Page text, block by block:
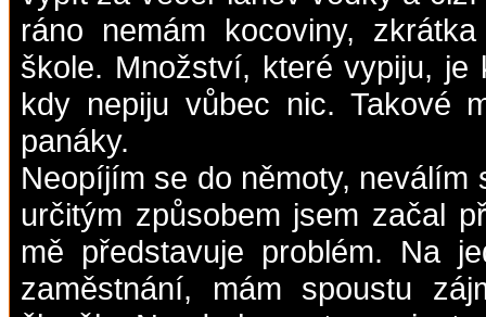
ráno nemám kocoviny,
škole. Množství, které vypiju, je
kdy nepiju vůbec nic. Takové
panáky.
Neopíjím se do němoty,
určitým způsobem jsem začal
mě představuje problém. Na
zaměstnání, mám spoustu